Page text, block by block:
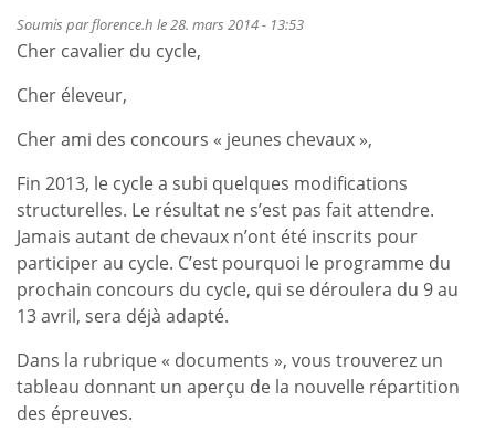
Soumis parflorence.h le 28. mars 2014 - 13:53
Cher cavalier du cycle,
Cher éleveur,
Cher ami des concours « jeunes chevaux »,
Fin 2013, le cycle a subi quelques modifications
structurelles. Le résultat ne s’est pas fait attendre.
Jamais autant de chevaux n’ont été inscrits pour
participer au cycle. C’est pourquoi le programme du
prochain concours du cycle, qui se déroulera du 9 au
13 avril, sera déjà adapté.
Dans la rubrique « documents », vous trouverez un
tableau donnant un aperçu de la nouvelle répartition
des épreuves.